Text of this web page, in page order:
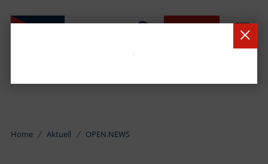
Home Aktuell OPEN.NEWS